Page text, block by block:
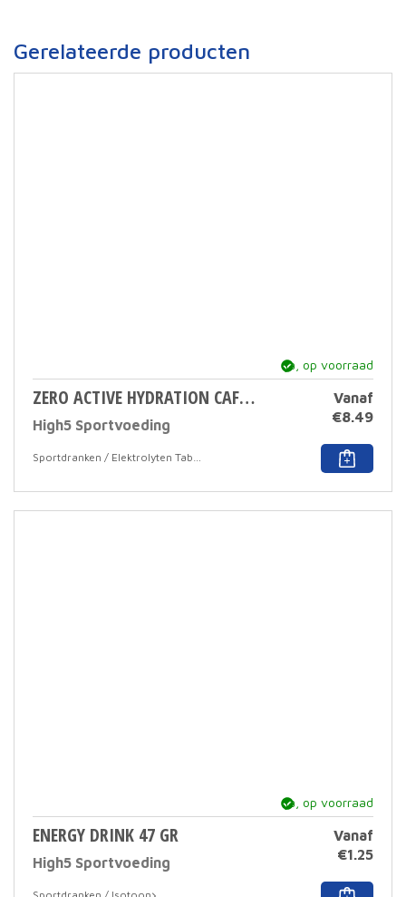
Gerelateerde producten
ja, op voorraad
ZERO ACTIVE HYDRATION CAFFEINE HIT 20 TABS
High5 Sportvoeding
Vanaf
€8.49
Sportdranken / Elektrolyten Tabletten
Dit
ja, op voorraad
ENERGY DRINK 47 GR
High5 Sportvoeding
Vanaf
€1.25
Dit